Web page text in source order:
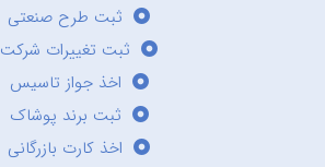
ثبت طرح صنعتی
ثبت تغییرات شرکت
اخذ جواز تاسیس
ثبت برند پوشاک
اخذ کارت بازرگانی